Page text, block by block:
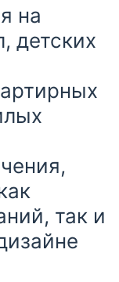
на
детских
так и